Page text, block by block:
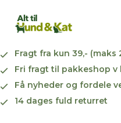
Fragt fra kun 39,- (maks
Fri fragt til pakkeshop v
Få nyheder og fordele
14 dages fuld returret